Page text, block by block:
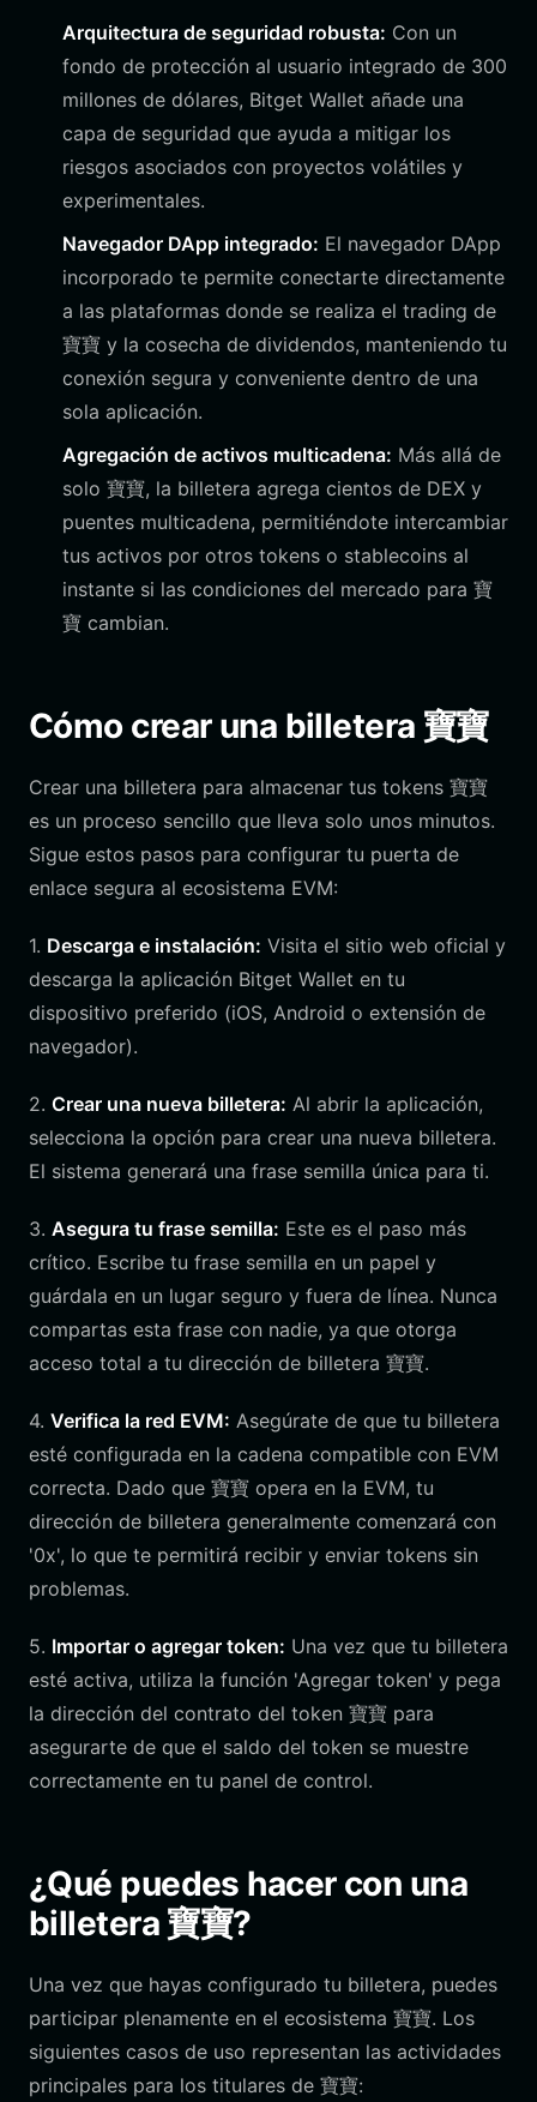
Arquitectura de seguridad robusta: Con un
fondo de protección al usuario integrado de 300
millones de dólares, Bitget Wallet añade una
capa de seguridad que ayuda a mitigar los
riesgos asociados con proyectos volátiles y
experimentales.
Navegador DApp integrado: El navegador DApp
incorporado te permite conectarte directamente
a las plataformas donde se realiza el trading de
寶寶 y la cosecha de dividendos, manteniendo tu
conexión segura y conveniente dentro de una
sola aplicación.
Agregación de activos multicadena: Más allá de
solo 寶寶, la billetera agrega cientos de DEX y
puentes multicadena, permitiéndote intercambiar
tus activos por otros tokens o stablecoins al
instante si las condiciones del mercado para 寶
寶 cambian.
Cómo crear una billetera 寶寶
Crear una billetera para almacenar tus tokens 寶寶
es un proceso sencillo que lleva solo unos minutos.
Sigue estos pasos para configurar tu puerta de
enlace segura al ecosistema EVM:
1. Descarga e instalación: Visita el sitio web oficial y
descarga la aplicación Bitget Wallet en tu
dispositivo preferido (iOS, Android o extensión de
navegador).
2. Crear una nueva billetera: Al abrir la aplicación,
selecciona la opción para crear una nueva billetera.
El sistema generará una frase semilla única para ti.
3. Asegura tu frase semilla: Este es el paso más
crítico. Escribe tu frase semilla en un papel y
guárdala en un lugar seguro y fuera de línea. Nunca
compartas esta frase con nadie, ya que otorga
acceso total a tu dirección de billetera 寶寶.
4. Verifica la red EVM: Asegúrate de que tu billetera
esté configurada en la cadena compatible con EVM
correcta. Dado que 寶寶 opera en la EVM, tu
dirección de billetera generalmente comenzará con
'0x', lo que te permitirá recibir y enviar tokens sin
problemas.
5. Importar o agregar token: Una vez que tu billetera
esté activa, utiliza la función 'Agregar token' y pega
la dirección del contrato del token 寶寶 para
asegurarte de que el saldo del token se muestre
correctamente en tu panel de control.
¿Qué puedes hacer con una
billetera 寶寶?
Una vez que hayas configurado tu billetera, puedes
participar plenamente en el ecosistema 寶寶. Los
siguientes casos de uso representan las actividades
principales para los titulares de 寶寶: